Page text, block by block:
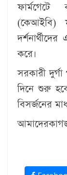
ফার্মগেটে
(কেআইবি)
করে।
সরকারী
দিনে শুরু
বিসর্জনের